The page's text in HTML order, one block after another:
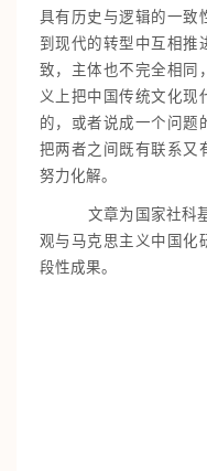
具有历史与逻辑的一致
到现代的转型中互相推
致，主体也不完全相同
义上把中国传统文化现
的，或者说成一个问题
把两者之间既有联系又
努力化解。
文章为国家社科
观与马克思主义中国化
段性成果。